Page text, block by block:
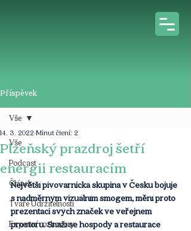
Příspěvek
Vše
Podcast
Článek
Tváře Udržitelnosti
Expertní rozhovory
Vše
Plzeňský prazdroj šetří
energii restauracím
14. 3. 2022 Minut čtení: 2
Největší pivovarnická skupina v Česku bojuje
s nadměrným vizuálním smogem, mění proto
prezentaci svých značek ve veřejném
prostoru. Snaží se hospody a restaurace